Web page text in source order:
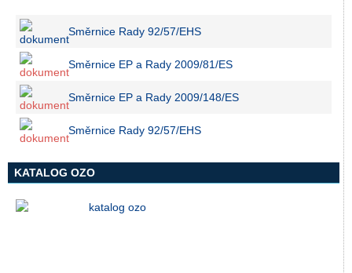
Směrnice Rady 92/57/EHS
Směrnice EP a Rady 2009/81/ES
Směrnice EP a Rady 2009/148/ES
Směrnice Rady 92/57/EHS
KATALOG OZO